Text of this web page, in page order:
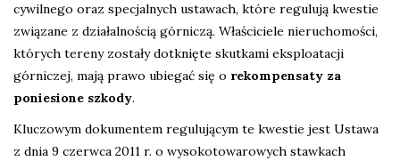
cywilnego oraz specjalnych ustawach, które regulują kwestie
związane z działalnością górniczą. Właściciele nieruchomości,
których tereny zostały dotknięte skutkami eksploatacji
górniczej, mają prawo ubiegać się o rekompensaty za
poniesione szkody.
Kluczowym dokumentem regulującym te kwestie jest Ustawa
z dnia 9 czerwca 2011 r. o wysokotowarowych stawkach